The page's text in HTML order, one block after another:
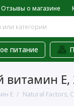
Отзывы о магазине
питание
E,
Е Natural Factors,